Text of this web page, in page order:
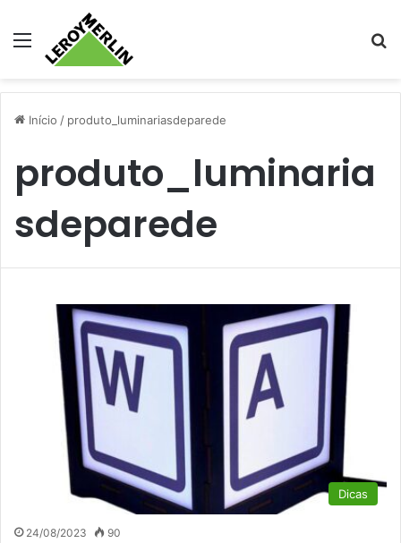
Menu
Início / produto_luminariasdeparede
produto_luminaria
sdeparede
Dicas
24/08/2023 90